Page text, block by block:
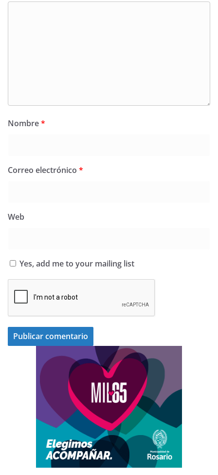
Nombre*
Correo electrónico *
Web
Yes, add me to your mailing list